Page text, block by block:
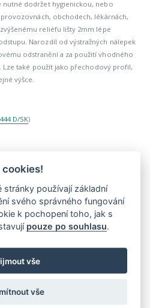
dodržet hygienickou, nebo
obchodech, lékárnách,
reliéfu lišty 2mm lépe
Narozdíl od výstražných nálepek
odstranění a za použití vhodného
Lze také použít jako přechodový profil,
výšce.
D/SK)
2012
cookies!
používají základní
svého správného fungování
k pochopení toho, jak s
pouze po souhlasu.
vše
vše